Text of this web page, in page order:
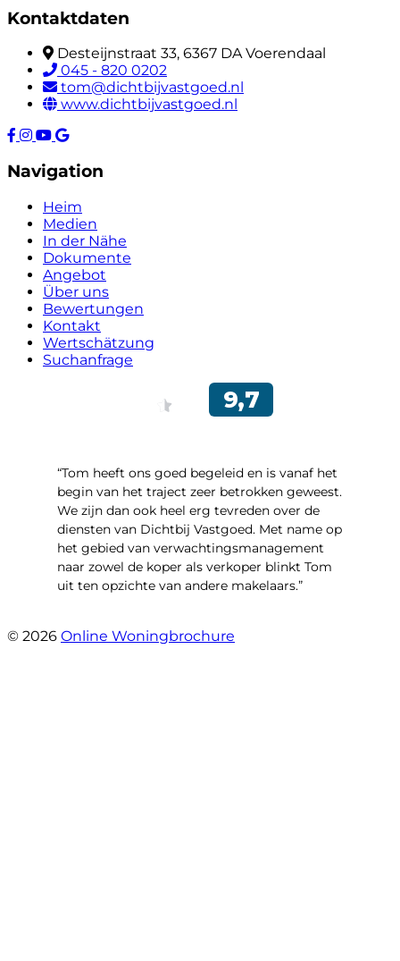
Kontaktdaten
Desteijnstraat 33, 6367 DA Voerendaal
045 - 820 0202
tom@dichtbijvastgoed.nl
www.dichtbijvastgoed.nl
Navigation
Heim
Medien
In der Nähe
Dokumente
Angebot
Über uns
Bewertungen
Kontakt
Wertschätzung
Suchanfrage
“Tom heeft ons goed begeleid en is vanaf het
begin van het traject zeer betrokken geweest.
We zijn dan ook heel erg tevreden over de
diensten van Dichtbij Vastgoed. Met name op
het gebied van verwachtingsmanagement
naar zowel de koper als verkoper blinkt Tom
uit ten opzichte van andere makelaars.”
© 2026 Online Woningbrochure